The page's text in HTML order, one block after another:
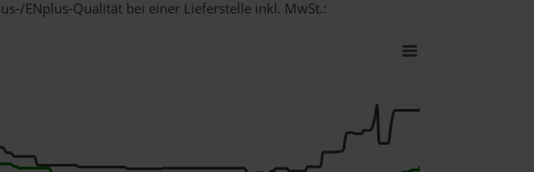
ENplus-Qualität bei einer Lieferstelle inkl. MwSt.: